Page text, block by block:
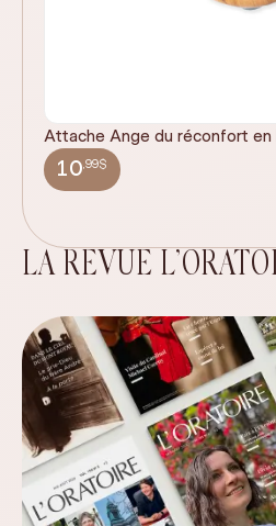
Attache Ange du réconfort en
10,99$
LA REVUE